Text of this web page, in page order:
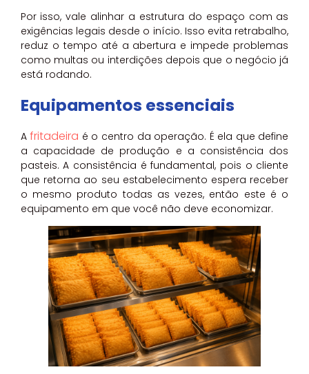
Por isso, vale alinhar a estrutura do espaço com as
exigências legais desde o início. Isso evita retrabalho,
reduz o tempo até a abertura e impede problemas
como multas ou interdições depois que o negócio já
está rodando.
Equipamentos essenciais
Afritadeira é o centro da operação. É ela que define
a capacidade de produção e a consistência dos
pasteis. A consistência é fundamental, pois o cliente
que retorna ao seu estabelecimento espera receber
o mesmo produto todas as vezes, então este é o
equipamento em que você não deve economizar.